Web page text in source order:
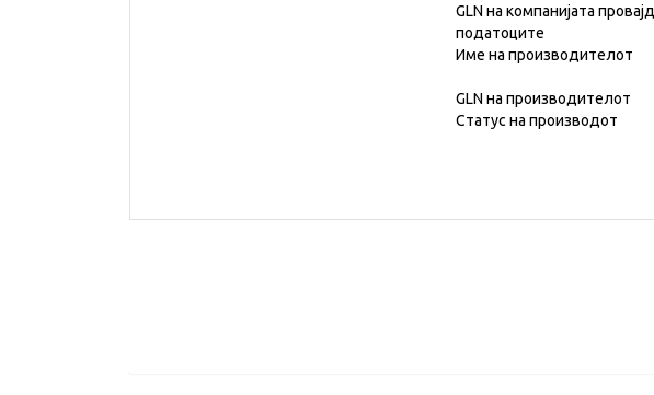
GLN на компанијата
податоците
Име на производителот
GLN на производителот
Статус на производот